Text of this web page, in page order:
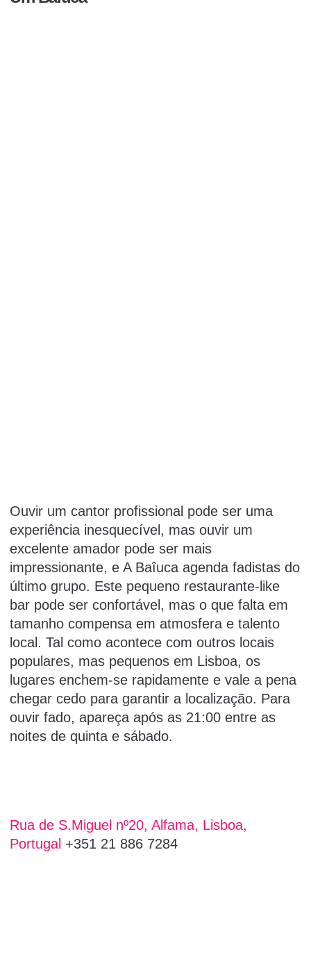
Ouvir um cantor profissional pode ser uma
experiência inesquecível, mas ouvir um
excelente amador pode ser mais
impressionante, e A Baîuca agenda fadistas do
último grupo. Este pequeno restaurante-like
bar pode ser confortável, mas o que falta em
tamanho compensa em atmosfera e talento
local. Tal como acontece com outros locais
populares, mas pequenos em Lisboa, os
lugares enchem-se rapidamente e vale a pena
chegar cedo para garantir a localização. Para
ouvir fado, apareça após as 21:00 entre as
noites de quinta e sábado.
Rua de S.Miguel nº20, Alfama, Lisboa,
Portugal +351 21 886 7284